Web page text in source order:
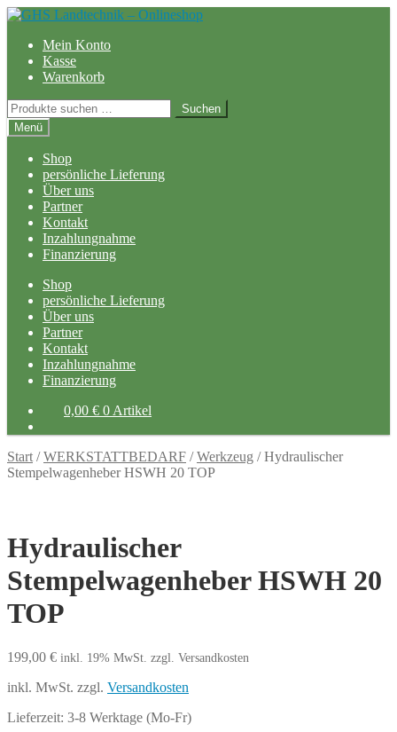
Zur
springen
Zum
springenMein Konto
Kasse
Warenkorb
Suchen
nach:
Suchen
Menü
Shop
persönliche Lieferung
Über uns
Partner
Kontakt
Inzahlungnahme
Finanzierung
Shop
persönliche Lieferung
Über uns
Partner
Kontakt
Inzahlungnahme
Finanzierung
0,00 € 0 Artikel
Start /WERKSTATTBEDARF /Werkzeug /Hydraulischer
Stempelwagenheber HSWH 20 TOP
Hydraulischer
Stempelwagenheber HSWH 20
TOP
199,00 € inkl. 19% MwSt. zzgl. Versandkosten
inkl. MwSt. zzgl. Versandkosten
Lieferzeit: 3-8 Werktage (Mo-Fr)